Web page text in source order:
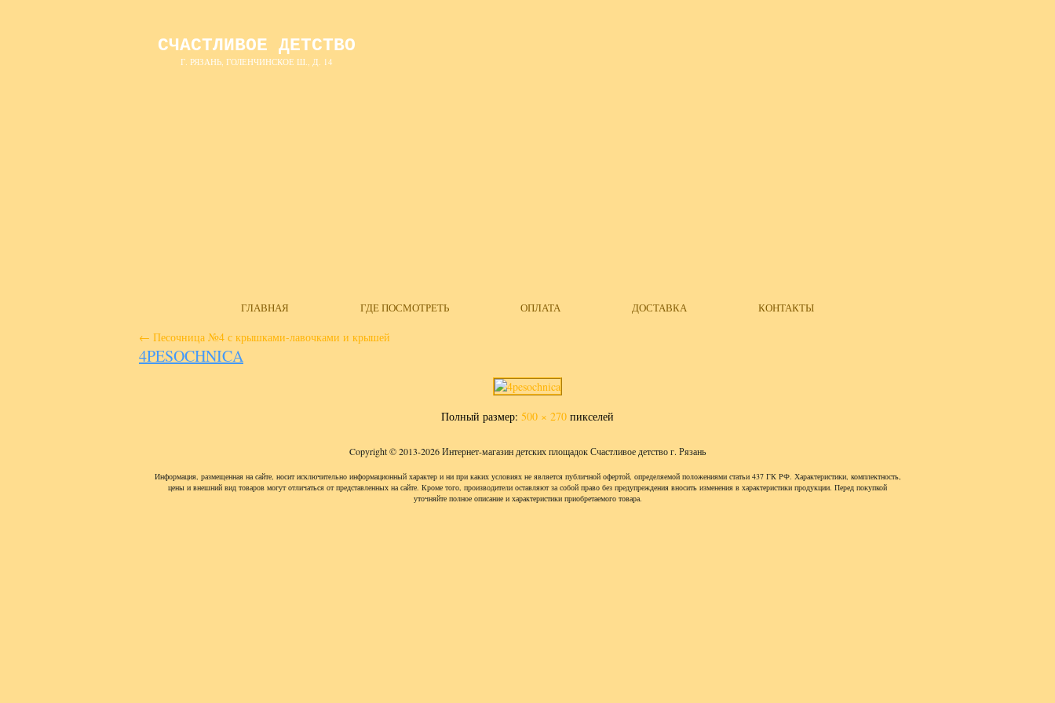
СЧАСТЛИВОЕ ДЕТСТВО
Г. РЯЗАНЬ, ГОЛЕНЧИНСКОЕ Ш., Д. 14
ГЛАВНАЯ ГДЕ ПОСМОТРЕТЬ ОПЛАТА ДОСТАВКА КОНТАКТЫ
← Песочница №4 с крышками-лавочками и крышей
4PESOCHNICA
Полный размер: 500 × 270 пикселей
Copyright © 2013-2026 Интернет-магазин детских площадок Счастливое детство г. Рязань
Информация, размещенная на сайте, носит исключительно информационный характер и ни при каких условиях не является публичной офертой, определяемой положениями статьи 437 ГК РФ. Характеристики, комплектность,
цены и внешний вид товаров могут отличаться от представленных на сайте. Кроме того, производители оставляют за собой право без предупреждения вносить изменения в характеристики продукции. Перед покупкой
уточняйте полное описание и характеристики приобретаемого товара.